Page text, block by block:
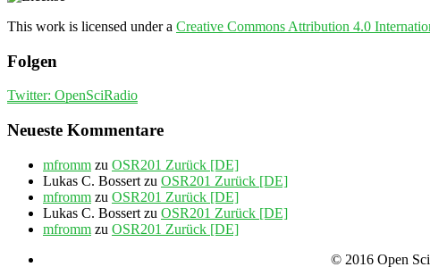
This work is licensed under a Creative Commons Attribution 4.0
Folgen
Twitter: OpenSciRadio
Neueste Kommentare
mfromm zu OSR201 Zurück [DE]
Lukas C. Bossert zu OSR201 Zurück [DE]
mfromm zu OSR201 Zurück [DE]
Lukas C. Bossert zu OSR201 Zurück [DE]
mfromm zu OSR201 Zurück [DE]
© 2016 Open